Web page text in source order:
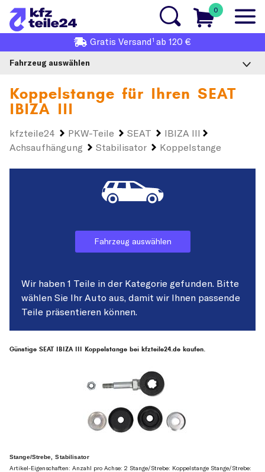
0
Gratis Versand1 ab 120 €
Fahrzeug auswählen
Koppelstange für Ihren SEAT
IBIZA III
kfzteile24 PKW-Teile SEAT
IBIZA III
Achsaufhängung
Stabilisator Koppelstange
Fahrzeug auswählen
Wir haben 1 Teile in der Kategorie gefunden. Bitte
wählen Sie Ihr Auto aus, damit wir Ihnen passende
Teile präsentieren können.
Günstige SEAT IBIZA III Koppelstange bei kfzteile24.de kaufen.
Stange/Strebe, Stabilisator
Artikel-Eigenschaften: Anzahl pro Achse: 2 Stange/Strebe: Koppelstange Stange/Strebe: